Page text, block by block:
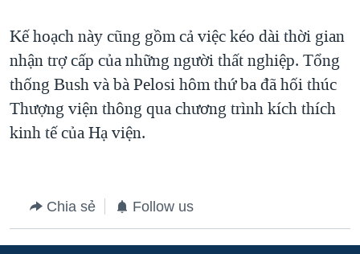
Kế hoạch này cũng gồm cả việc kéo dài thời gian
nhận trợ cấp của những người thất nghiệp. Tổng
thống Bush và bà Pelosi hôm thứ ba đã hối thúc
Thượng viện thông qua chương trình kích thích
kinh tế của Hạ viện.
Chia sẻ Follow us